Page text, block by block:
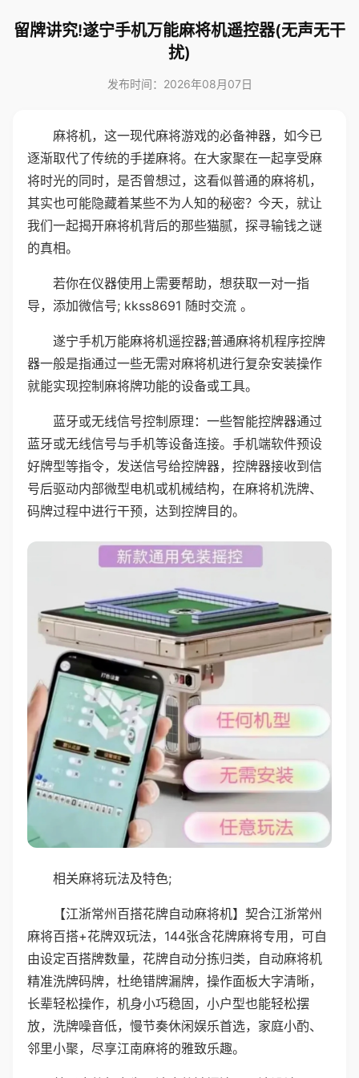
留牌讲究!遂宁手机万能麻将机遥控器(无声无干
扰)
发布时间：2026年08月07日
麻将机，这一现代麻将游戏的必备神器，如今已
逐渐取代了传统的手搓麻将。在大家聚在一起享受麻
将时光的同时，是否曾想过，这看似普通的麻将机，
其实也可能隐藏着某些不为人知的秘密？今天，就让
我们一起揭开麻将机背后的那些猫腻，探寻输钱之谜
的真相。
若你在仪器使用上需要帮助，想获取一对一指
导，添加微信号; kkss8691 随时交流 。
遂宁手机万能麻将机遥控器;普通麻将机程序控牌
器一般是指通过一些无需对麻将机进行复杂安装操作
就能实现控制麻将牌功能的设备或工具。
蓝牙或无线信号控制原理：一些智能控牌器通过
蓝牙或无线信号与手机等设备连接。手机端软件预设
好牌型等指令，发送信号给控牌器，控牌器接收到信
号后驱动内部微型电机或机械结构，在麻将机洗牌、
码牌过程中进行干预，达到控牌目的。
相关麻将玩法及特色;
【江浙常州百搭花牌自动麻将机】契合江浙常州
麻将百搭+花牌双玩法，144张含花牌麻将专用，可自
由设定百搭牌数量，花牌自动分拣归类，自动麻将机
精准洗牌码牌，杜绝错牌漏牌，操作面板大字清晰，
长辈轻松操作，机身小巧稳固，小户型也能轻松摆
放，洗牌噪音低，慢节奏休闲娱乐首选，家庭小酌、
邻里小聚，尽享江南麻将的雅致乐趣。